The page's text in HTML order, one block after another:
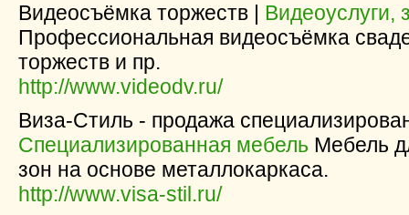
Видеосъёмка торжеств | Видеоуслуги,
Профессиональная видеосъёмка
торжеств и пр.
http://www.videodv.ru/
Виза-Стиль - продажа
Специализированная мебель Мебель
зон на основе металлокаркаса.
http://www.visa-stil.ru/